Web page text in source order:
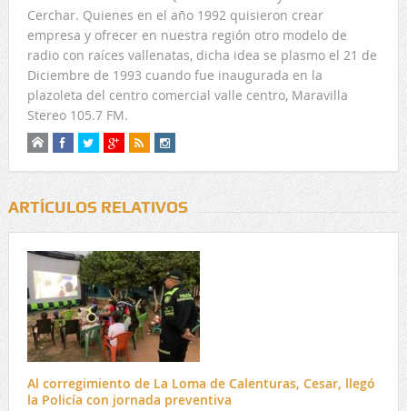
Cerchar. Quienes en el año 1992 quisieron crear
empresa y ofrecer en nuestra región otro modelo de
radio con raíces vallenatas, dicha idea se plasmo el 21 de
Diciembre de 1993 cuando fue inaugurada en la
plazoleta del centro comercial valle centro, Maravilla
Stereo 105.7 FM.
ARTÍCULOS RELATIVOS
Al corregimiento de La Loma de Calenturas, Cesar, llegó
la Policía con jornada preventiva